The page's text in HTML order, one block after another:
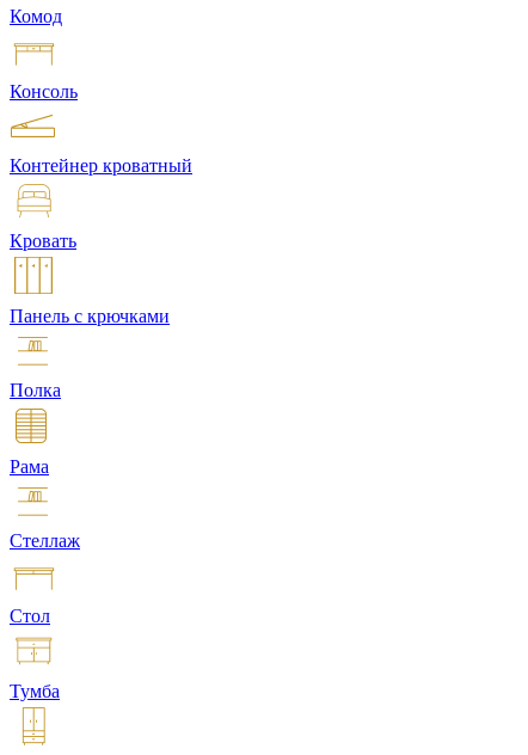
Комод
Консоль
Контейнер кроватный
Кровать
Панель с крючками
Полка
Рама
Стеллаж
Стол
Тумба